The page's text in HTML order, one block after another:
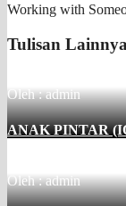
Working with
Tulisan Lainnya
Oleh : admin
ANAK PINTAR
Oleh : admin